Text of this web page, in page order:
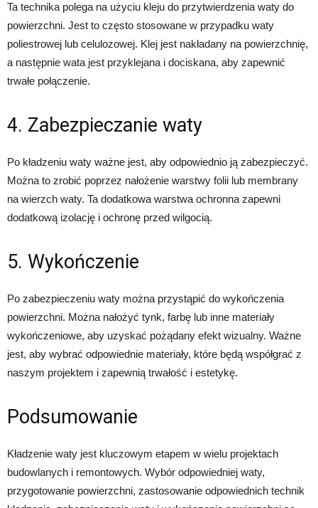
Ta technika polega na użyciu kleju do przytwierdzenia waty do
powierzchni. Jest to często stosowane w przypadku waty
poliestrowej lub celulozowej. Klej jest nakładany na powierzchnię,
a następnie wata jest przyklejana i dociskana, aby zapewnić
trwałe połączenie.
4. Zabezpieczanie waty
Po kładzeniu waty ważne jest, aby odpowiednio ją zabezpieczyć.
Można to zrobić poprzez nałożenie warstwy folii lub membrany
na wierzch waty. Ta dodatkowa warstwa ochronna zapewni
dodatkową izolację i ochronę przed wilgocią.
5. Wykończenie
Po zabezpieczeniu waty można przystąpić do wykończenia
powierzchni. Można nałożyć tynk, farbę lub inne materiały
wykończeniowe, aby uzyskać pożądany efekt wizualny. Ważne
jest, aby wybrać odpowiednie materiały, które będą współgrać z
naszym projektem i zapewnią trwałość i estetykę.
Podsumowanie
Kładzenie waty jest kluczowym etapem w wielu projektach
budowlanych i remontowych. Wybór odpowiedniej waty,
przygotowanie powierzchni, zastosowanie odpowiednich technik